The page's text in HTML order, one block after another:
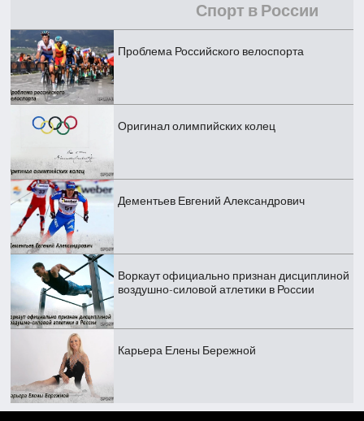
Спорт в России
Проблема Российского велоспорта
Оригинал олимпийских колец
Дементьев Евгений Александрович
Воркаут официально признан дисциплиной
воздушно-силовой атлетики в России
Карьера Елены Бережной